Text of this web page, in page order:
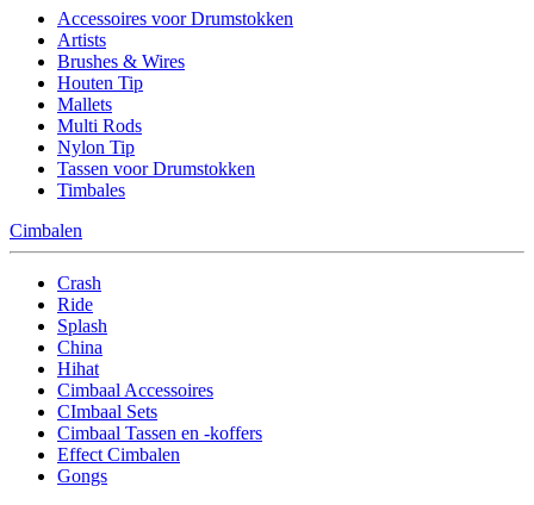
Accessoires voor Drumstokken
Artists
Brushes & Wires
Houten Tip
Mallets
Multi Rods
Nylon Tip
Tassen voor Drumstokken
Timbales
Cimbalen
Crash
Ride
Splash
China
Hihat
Cimbaal Accessoires
CImbaal Sets
Cimbaal Tassen en -koffers
Effect Cimbalen
Gongs